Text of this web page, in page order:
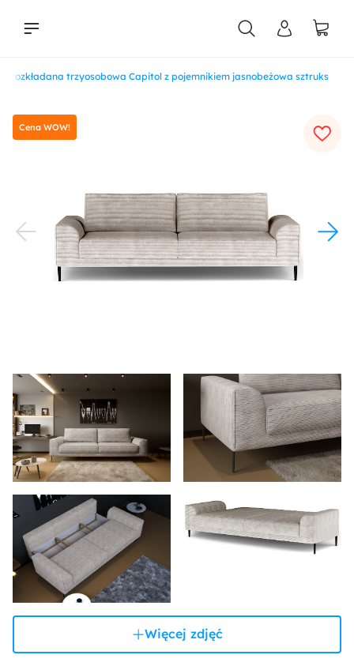
rozkładana trzyosobowa Capitol z pojemnikiem jasnobeżowa sztruks
Więcej zdjęć
Cena WOW!